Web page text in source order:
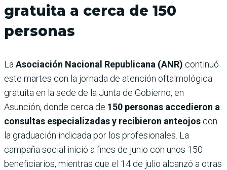
gratuita a cerca de 150
personas
La Asociación Nacional Republicana (ANR) continuó
este martes con la jornada de atención oftalmológica
gratuita en la sede de la Junta de Gobierno, en
Asunción, donde cerca de 150 personas accedieron a
consultas especializadas y recibieron anteojos con
la graduación indicada por los profesionales. La
campaña social inició a fines de junio con unos 150
beneficiarios, mientras que el 14 de julio alcanzó a otras